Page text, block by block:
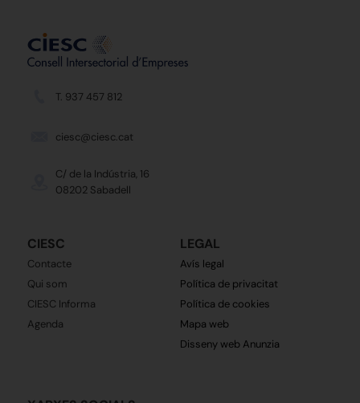
T. 937 457 812
ciesc@ciesc.cat
C/ de la Indústria, 16
08202 Sabadell
CIESC
Contacte
Qui som
CIESC Informa
Agenda
LEGAL
Avís legal
Política de privacitat
Política de cookies
Mapa web
Disseny web Anunzia